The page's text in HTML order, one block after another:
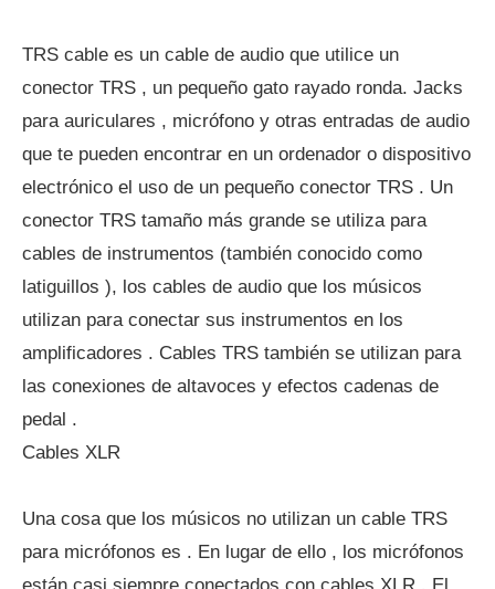
TRS cable es un cable de audio que utilice un
conector TRS , un pequeño gato rayado ronda. Jacks
para auriculares , micrófono y otras entradas de audio
que te pueden encontrar en un ordenador o dispositivo
electrónico el uso de un pequeño conector TRS . Un
conector TRS tamaño más grande se utiliza para
cables de instrumentos (también conocido como
latiguillos ), los cables de audio que los músicos
utilizan para conectar sus instrumentos en los
amplificadores . Cables TRS también se utilizan para
las conexiones de altavoces y efectos cadenas de
pedal .
Cables XLR
Una cosa que los músicos no utilizan un cable TRS
para micrófonos es . En lugar de ello , los micrófonos